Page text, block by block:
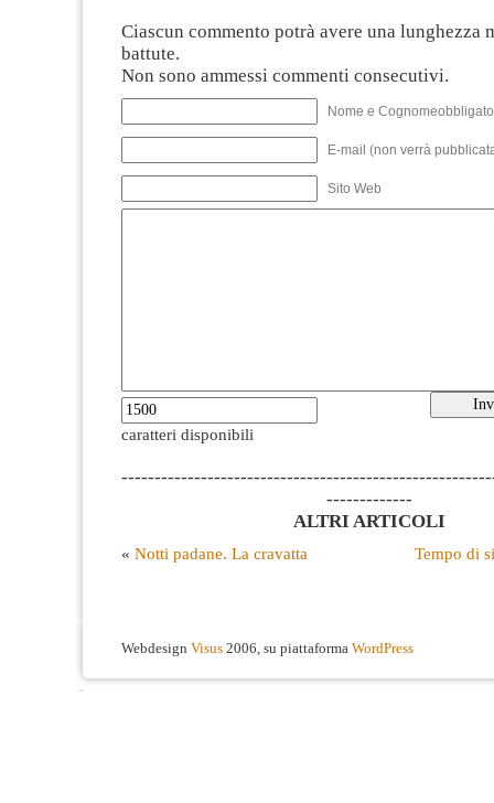
Ciascun commento potrà avere una lunghezza
battute.
Non sono ammessi commenti consecutivi.
Nome e
E-mail (non verrà
Sito Web
caratteri disponibili
-------------
ALTRI ARTICOLI
« Notti padane. La cravatta Tempo di
Webdesign Visus 2006, su piattaforma WordPress